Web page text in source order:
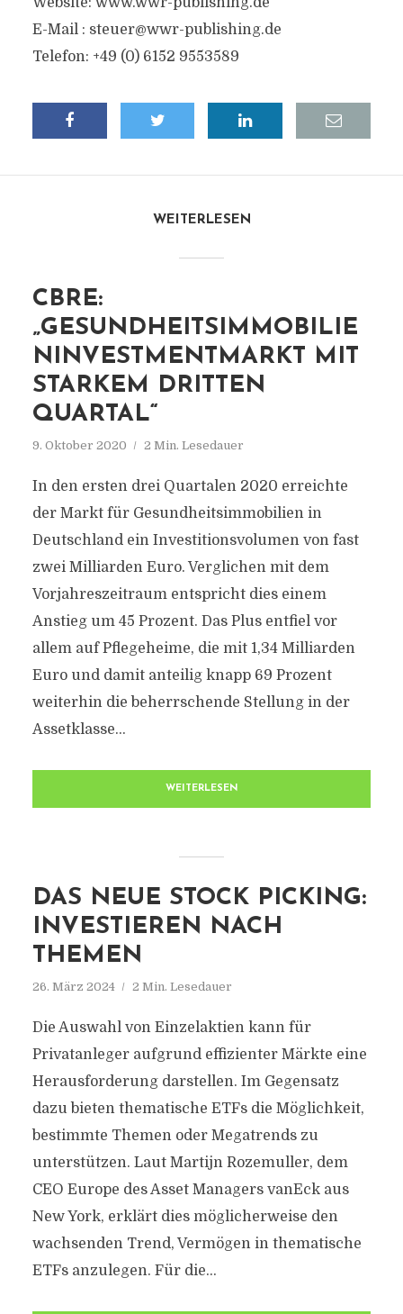
E-Mail : steuer@wwr-publishing.de
Telefon: +49 (0) 6152 9553589
WEITERLESEN
CBRE:
„GESUNDHEITSIMMOBILIE
NINVESTMENTMARKT MIT
STARKEM DRITTEN
QUARTAL“
9. Oktober 2020 2 Min. Lesedauer
In den ersten drei Quartalen 2020 erreichte
der Markt für Gesundheitsimmobilien in
Deutschland ein Investitionsvolumen von fast
zwei Milliarden Euro. Verglichen mit dem
Vorjahreszeitraum entspricht dies einem
Anstieg um 45 Prozent. Das Plus entfiel vor
allem auf Pflegeheime, die mit 1,34 Milliarden
Euro und damit anteilig knapp 69 Prozent
weiterhin die beherrschende Stellung in der
Assetklasse...
WEITERLESEN
DAS NEUE STOCK PICKING:
INVESTIEREN NACH
THEMEN
26. März 2024 2 Min. Lesedauer
Die Auswahl von Einzelaktien kann für
Privatanleger aufgrund effizienter Märkte eine
Herausforderung darstellen. Im Gegensatz
dazu bieten thematische ETFs die Möglichkeit,
bestimmte Themen oder Megatrends zu
unterstützen. Laut Martijn Rozemuller, dem
CEO Europe des Asset Managers vanEck aus
New York, erklärt dies möglicherweise den
wachsenden Trend, Vermögen in thematische
ETFs anzulegen. Für die...